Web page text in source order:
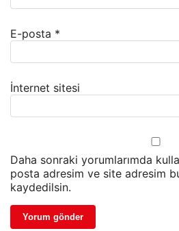
E-posta *
İnternet sitesi
Daha sonraki yorumlarımda
posta adresim ve site adresim
kaydedilsin.